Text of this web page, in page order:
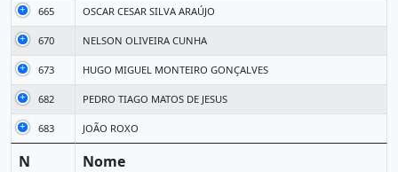
665 OSCAR CESAR SILVA ARAÚJO
670 NELSON OLIVEIRA CUNHA
673 HUGO MIGUEL MONTEIRO GONÇALVES
682 PEDRO TIAGO MATOS DE JESUS
683 JOÃO ROXO
N Nome